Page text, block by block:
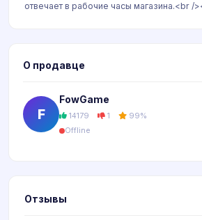
отвечает в рабочие часы магазина.<br /
О продавце
F
FowGame
14179 1 99%
Offline
Отзывы